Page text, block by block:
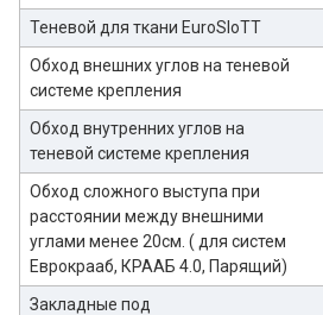
Теневой для ткани EuroSloTT
Обход внешних углов на теневой
системе крепления
Обход внутренних углов на
теневой системе крепления
Обход сложного выступа при
расстоянии между внешними
углами менее 20см. ( для систем
Еврокрааб, КРААБ 4.0, Парящий)
Закладные под